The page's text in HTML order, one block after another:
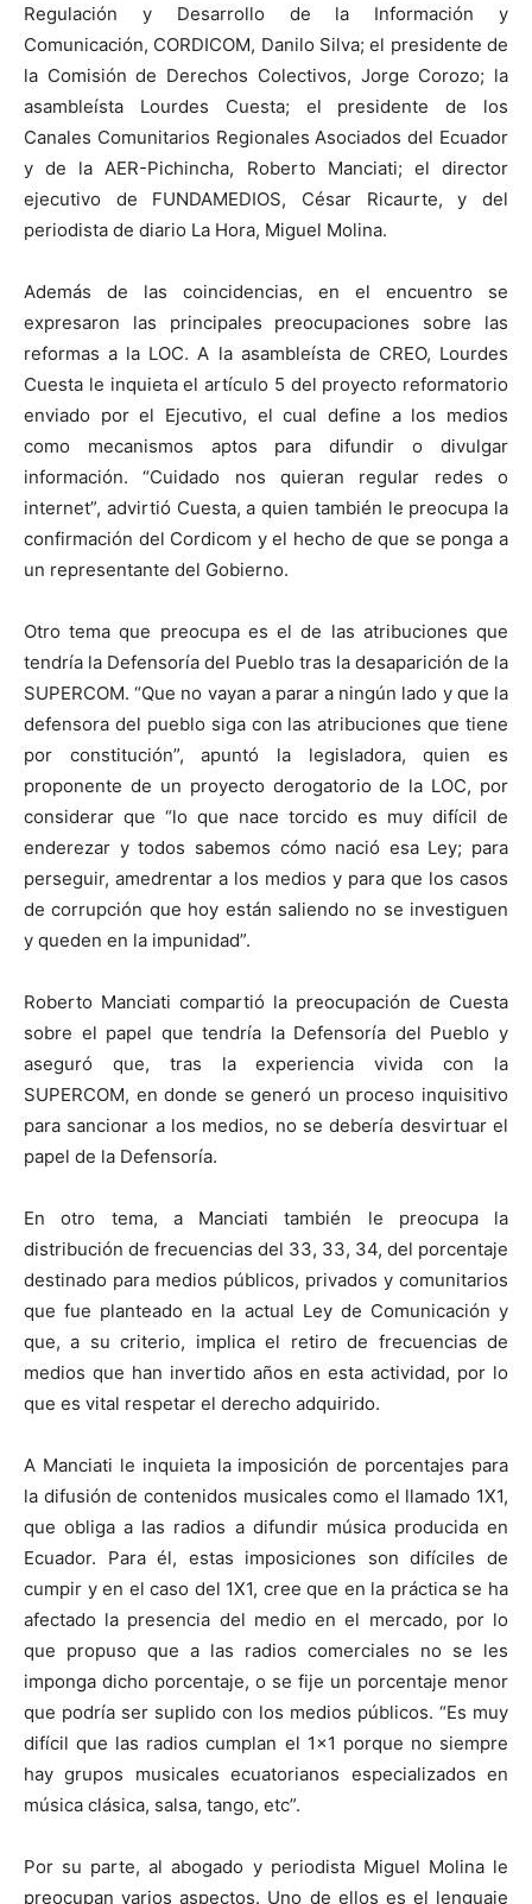
Regulación y Desarrollo de la Información y
Comunicación, CORDICOM, Danilo Silva; el presidente de
la Comisión de Derechos Colectivos, Jorge Corozo; la
asambleísta Lourdes Cuesta; el presidente de los
Canales Comunitarios Regionales Asociados del Ecuador
y de la AER-Pichincha, Roberto Manciati; el director
ejecutivo de FUNDAMEDIOS, César Ricaurte, y del
periodista de diario La Hora, Miguel Molina.
Además de las coincidencias, en el encuentro se
expresaron las principales preocupaciones sobre las
reformas a la LOC. A la asambleísta de CREO, Lourdes
Cuesta le inquieta el artículo 5 del proyecto reformatorio
enviado por el Ejecutivo, el cual define a los medios
como mecanismos aptos para difundir o divulgar
información. “Cuidado nos quieran regular redes o
internet”, advirtió Cuesta, a quien también le preocupa la
confirmación del Cordicom y el hecho de que se ponga a
un representante del Gobierno.
Otro tema que preocupa es el de las atribuciones que
tendría la Defensoría del Pueblo tras la desaparición de la
SUPERCOM. “Que no vayan a parar a ningún lado y que la
defensora del pueblo siga con las atribuciones que tiene
por constitución”, apuntó la legisladora, quien es
proponente de un proyecto derogatorio de la LOC, por
considerar que “lo que nace torcido es muy difícil de
enderezar y todos sabemos cómo nació esa Ley; para
perseguir, amedrentar a los medios y para que los casos
de corrupción que hoy están saliendo no se investiguen
y queden en la impunidad”.
Roberto Manciati compartió la preocupación de Cuesta
sobre el papel que tendría la Defensoría del Pueblo y
aseguró que, tras la experiencia vivida con la
SUPERCOM, en donde se generó un proceso inquisitivo
para sancionar a los medios, no se debería desvirtuar el
papel de la Defensoría.
En otro tema, a Manciati también le preocupa la
distribución de frecuencias del 33, 33, 34, del porcentaje
destinado para medios públicos, privados y comunitarios
que fue planteado en la actual Ley de Comunicación y
que, a su criterio, implica el retiro de frecuencias de
medios que han invertido años en esta actividad, por lo
que es vital respetar el derecho adquirido.
A Manciati le inquieta la imposición de porcentajes para
la difusión de contenidos musicales como el llamado 1X1,
que obliga a las radios a difundir música producida en
Ecuador. Para él, estas imposiciones son difíciles de
cumpir y en el caso del 1X1, cree que en la práctica se ha
afectado la presencia del medio en el mercado, por lo
que propuso que a las radios comerciales no se les
imponga dicho porcentaje, o se fije un porcentaje menor
que podría ser suplido con los medios públicos. “Es muy
difícil que las radios cumplan el 1×1 porque no siempre
hay grupos musicales ecuatorianos especializados en
música clásica, salsa, tango, etc”.
Por su parte, al abogado y periodista Miguel Molina le
preocupan varios aspectos. Uno de ellos es el lenguaje